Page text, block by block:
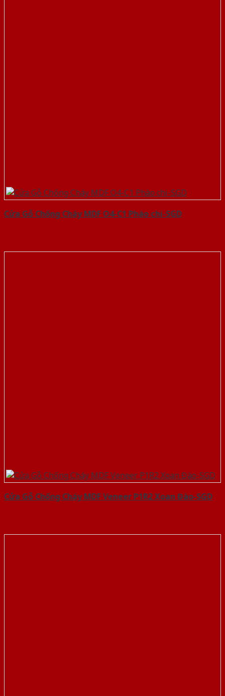
Cửa Gỗ Chống Cháy MDF O4-C1 Phào chi-SGD
Cửa Gỗ Chống Cháy MDF Veneer P1R2 Xoan Đào-SGD